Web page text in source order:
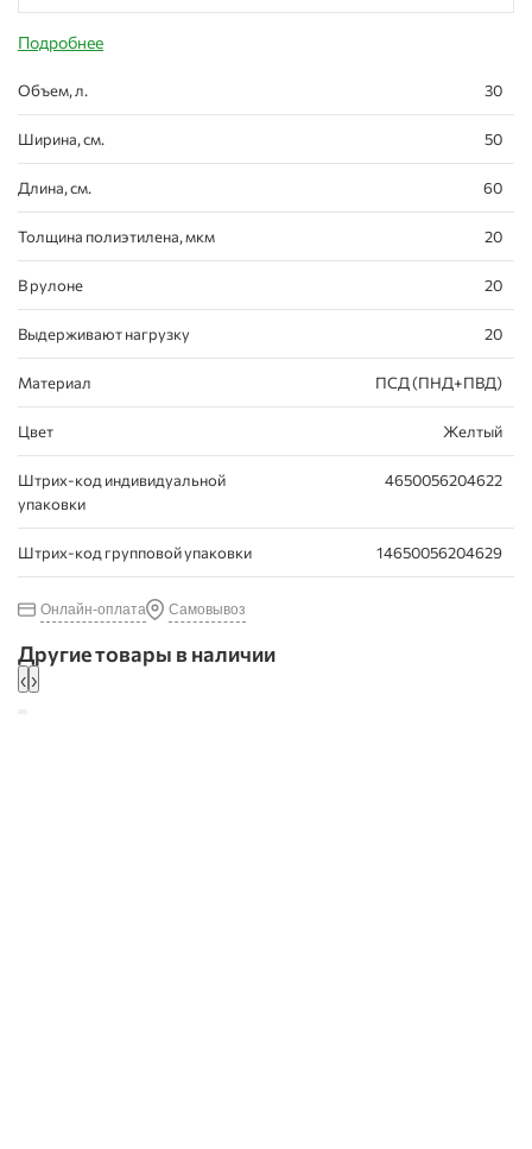
Подробнее
Объем, л. 30
Ширина, см. 50
Длина, см. 60
Толщина полиэтилена, мкм 20
В рулоне 20
Выдерживают нагрузку 20
Материал ПСД (ПНД+ПВД)
Цвет Желтый
Штрих-код индивидуальной
упаковки
4650056204622
Штрих-код групповой упаковки 14650056204629
Онлайн-оплата Самовывоз
Другие товары в наличии
‹ ›